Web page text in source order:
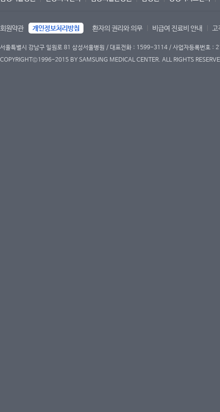
회원약관 개인정보처리방침 환자의 권리와 의무 비급여 진료비 안내 고
서울특별시 강남구 일원로 81 삼성서울병원 / 대표전화 : 1599-3114 / 사업자등록번호
COPYRIGHT©1996-2015 BY SAMSUNG MEDICAL CENTER. ALL RIGHTS